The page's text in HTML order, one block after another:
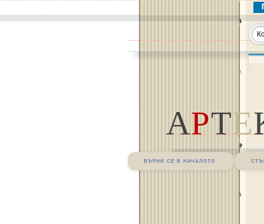
АРТЕ
върни се в началото